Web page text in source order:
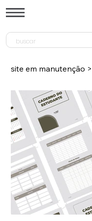
site em manutenção >